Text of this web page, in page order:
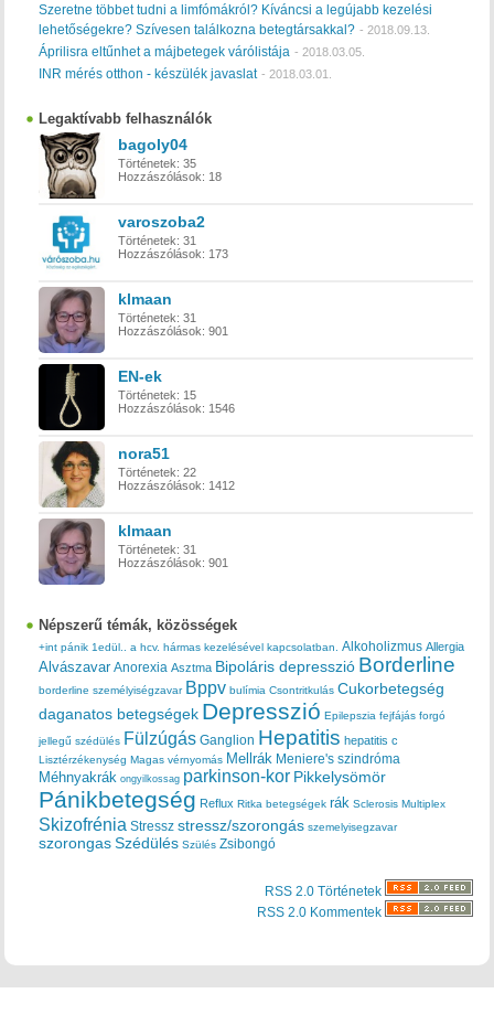
Szeretne többet tudni a limfómákról? Kíváncsi a legújabb kezelési
lehetőségekre? Szívesen találkozna betegtársakkal? - 2018.09.13.
Áprilisra eltűnhet a májbetegek várólistája - 2018.03.05.
INR mérés otthon - készülék javaslat - 2018.03.01.
Legaktívabb felhasználók
bagoly04
Történetek: 35
Hozzászólások: 18
varoszoba2
Történetek: 31
Hozzászólások: 173
klmaan
Történetek: 31
Hozzászólások: 901
EN-ek
Történetek: 15
Hozzászólások: 1546
nora51
Történetek: 22
Hozzászólások: 1412
klmaan
Történetek: 31
Hozzászólások: 901
Népszerű témák, közösségek
+int pánik 1edül.. a hcv. hármas kezelésével kapcsolatban. Alkoholizmus Allergia
Alvászavar Anorexia Asztma Bipoláris depresszió Borderline
borderline személyiségzavar Bppv bulímia Csontritkulás Cukorbetegség
daganatos betegségek Depresszió Epilepszia fejfájás forgó
jellegű szédülés Fülzúgás Ganglion Hepatitis hepatitis c
Lisztérzékenység Magas vérnyomás Mellrák Meniere's szindróma
Méhnyakrák ongyilkossag parkinson-kor Pikkelysömör
Pánikbetegség Reflux Ritka betegségek rák Sclerosis Multiplex
Skizofrénia Stressz stressz/szorongás szemelyisegzavar
szorongas Szédülés Szülés Zsibongó
RSS 2.0 Történetek
RSS 2.0 Kommentek